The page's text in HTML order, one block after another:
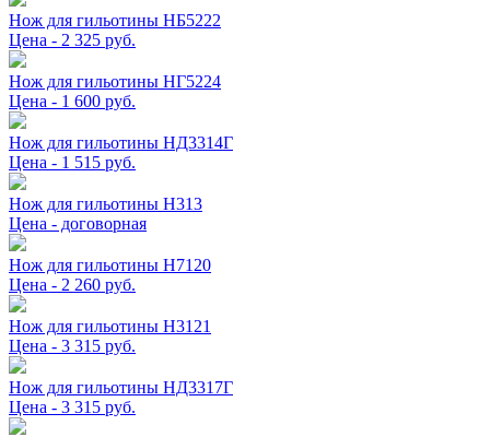
Нож для гильотины НБ5222
Цена - 2 325 руб.
Нож для гильотины НГ5224
Цена - 1 600 руб.
Нож для гильотины НД3314Г
Цена - 1 515 руб.
Нож для гильотины Н313
Цена - договорная
Нож для гильотины Н7120
Цена - 2 260 руб.
Нож для гильотины Н3121
Цена - 3 315 руб.
Нож для гильотины НД3317Г
Цена - 3 315 руб.